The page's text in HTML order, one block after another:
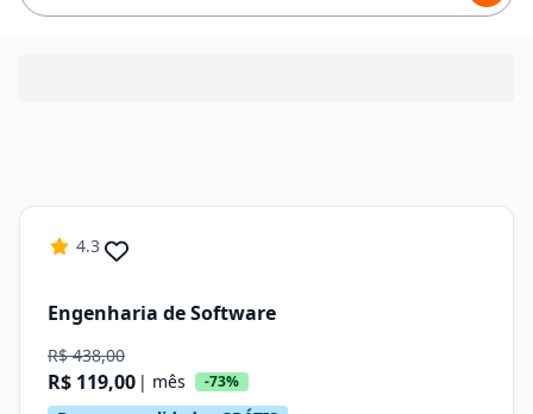
4.3
Engenharia de Software
R$ 438,00
R$ 119,00 | mês -73%